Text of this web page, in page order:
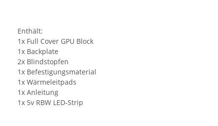
Enthält:
1x Full Cover GPU Block
1x Backplate
2x Blindstopfen
1x Befestigungsmaterial
1x Wärmeleitpads
1x Anleitung
1x 5v RBW LED-Strip